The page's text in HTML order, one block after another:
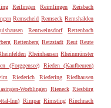
Reilingen Reimlingen
Reisbach
Remscheid Remseck Remshalden
Rentweinsdorf
Rettenbach
Rettenberg Retzstadt Reut Reute
Rheinhausen Rheinmünster
(Forggensee)
Rieden (Kaufbeuren)
Riederich Riedering
Riedhausen
Worblingen Rieneck Riesbürg
Inn) Rimpar Rimsting Rinchnach